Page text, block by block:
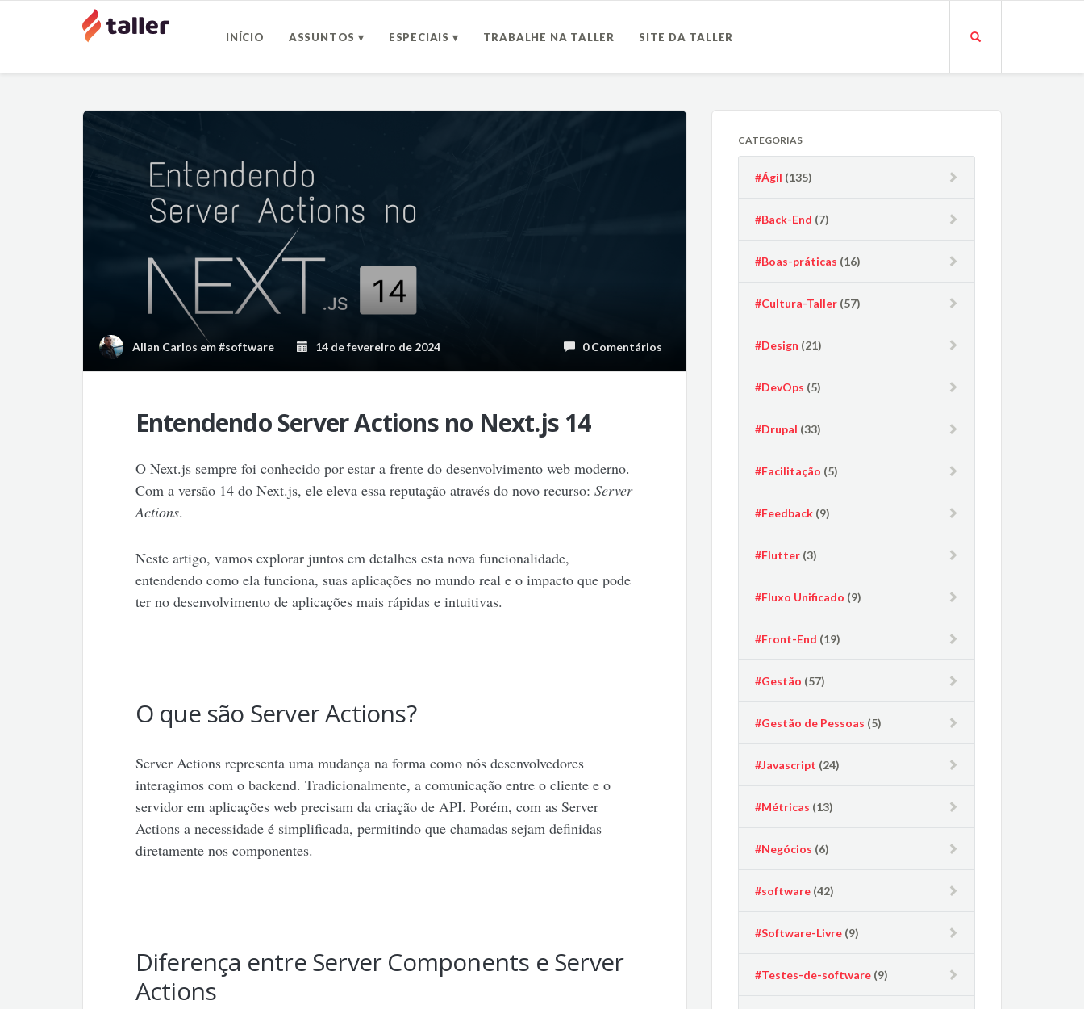
INÍCIO ASSUNTOS ▾ ESPECIAIS ▾ TRABALHE NA TALLER SITE DA TALLER
Allan Carlos em#software 14 de fevereiro de 2024 0 Comentários
Entendendo Server Actions no Next.js 14
O Next.js sempre foi conhecido por estar a frente do desenvolvimento web moderno.
Com a versão 14 do Next.js, ele eleva essa reputação através do novo recurso: Server
Actions.
Neste artigo, vamos explorar juntos em detalhes esta nova funcionalidade,
entendendo como ela funciona, suas aplicações no mundo real e o impacto que pode
ter no desenvolvimento de aplicações mais rápidas e intuitivas.
O que são Server Actions?
Server Actions representa uma mudança na forma como nós desenvolvedores
interagimos com o backend. Tradicionalmente, a comunicação entre o cliente e o
servidor em aplicações web precisam da criação de API. Porém, com as Server
Actions a necessidade é simplificada, permitindo que chamadas sejam definidas
diretamente nos componentes.
Diferença entre Server Components e Server
Actions
CATEGORIAS
#Ágil (135)
#Back-End (7)
#Boas-práticas (16)
#Cultura-Taller (57)
#Design (21)
#DevOps (5)
#Drupal (33)
#Facilitação (5)
#Feedback (9)
#Flutter (3)
#Fluxo Unificado (9)
#Front-End (19)
#Gestão (57)
#Gestão de Pessoas (5)
#Javascript (24)
#Métricas (13)
#Negócios (6)
#software (42)
#Software-Livre (9)
#Testes-de-software (9)